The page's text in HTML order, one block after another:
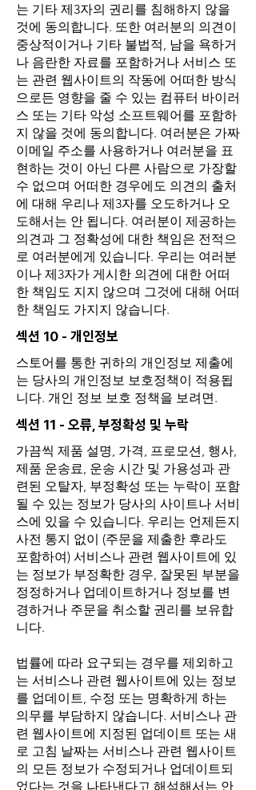
는 기타 제3자의 권리를 침해하지 않을
것에 동의합니다. 또한 여러분의 의견이
중상적이거나 기타 불법적, 남을 욕하거
나 음란한 자료를 포함하거나 서비스 또
는 관련 웹사이트의 작동에 어떠한 방식
으로든 영향을 줄 수 있는 컴퓨터 바이러
스 또는 기타 악성 소프트웨어를 포함하
지 않을 것에 동의합니다. 여러분은 가짜
이메일 주소를 사용하거나 여러분을 표
현하는 것이 아닌 다른 사람으로 가장할
수 없으며 어떠한 경우에도 의견의 출처
에 대해 우리나 제3자를 오도하거나 오
도해서는 안 됩니다. 여러분이 제공하는
의견과 그 정확성에 대한 책임은 전적으
로 여러분에게 있습니다. 우리는 여러분
이나 제3자가 게시한 의견에 대한 어떠
한 책임도 지지 않으며 그것에 대해 어떠
한 책임도 가지지 않습니다.
섹션 10 - 개인정보
스토어를 통한 귀하의 개인정보 제출에
는 당사의 개인정보 보호정책이 적용됩
니다. 개인 정보 보호 정책을 보려면.
섹션 11 - 오류, 부정확성 및 누락
가끔씩 제품 설명, 가격, 프로모션, 행사,
제품 운송료, 운송 시간 및 가용성과 관
련된 오탈자, 부정확성 또는 누락이 포함
될 수 있는 정보가 당사의 사이트나 서비
스에 있을 수 있습니다. 우리는 언제든지
사전 통지 없이 (주문을 제출한 후라도
포함하여) 서비스나 관련 웹사이트에 있
는 정보가 부정확한 경우, 잘못된 부분을
정정하거나 업데이트하거나 정보를 변
경하거나 주문을 취소할 권리를 보유합
니다.
법률에 따라 요구되는 경우를 제외하고
는 서비스나 관련 웹사이트에 있는 정보
를 업데이트, 수정 또는 명확하게 하는
의무를 부담하지 않습니다. 서비스나 관
련 웹사이트에 지정된 업데이트 또는 새
로 고침 날짜는 서비스나 관련 웹사이트
의 모든 정보가 수정되거나 업데이트되
었다는 것을 나타낸다고 해석해서는 안